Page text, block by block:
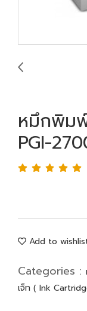
หมึกพิม
PGI-
Add to
Categories :
เจ็ท ( Ink